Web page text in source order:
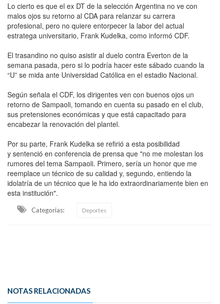
Lo cierto es que el ex DT de la selección Argentina no ve con
malos ojos su retorno al CDA para relanzar su carrera
profesional, pero no quiere entorpecer la labor del actual
estratega universitario, Frank Kudelka, como informó CDF.
El trasandino no quiso asistir al duelo contra Everton de la
semana pasada, pero si lo podría hacer este sábado cuando la
“U” se mida ante Universidad Católica en el estadio Nacional.
Según señala el CDF, los dirigentes ven con buenos ojos un
retorno de Sampaoli, tomando en cuenta su pasado en el club,
sus pretensiones económicas y que está capacitado para
encabezar la renovación del plantel.
Por su parte, Frank Kudelka se refirió a esta posibilidad
y sentenció en conferencia de prensa que "no me molestan los
rumores del tema Sampaoli. Primero, sería un honor que me
reemplace un técnico de su calidad y, segundo, entiendo la
idolatría de un técnico que le ha ido extraordinariamente bien en
esta institución".
Categorias: Deportes
NOTAS RELACIONADAS